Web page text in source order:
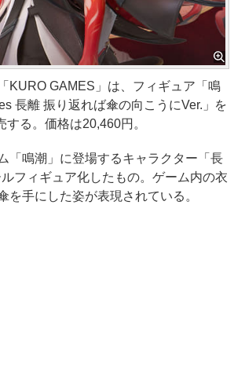
KURO GAMES」は、フィギュア「鳴
長離 振り返れば傘の向こうにVer.」を
する。価格は20,460円。
「鳴潮」に登場するキャラクター「長
フィギュア化したもの。ゲーム内の衣
を手にした姿が表現されている。